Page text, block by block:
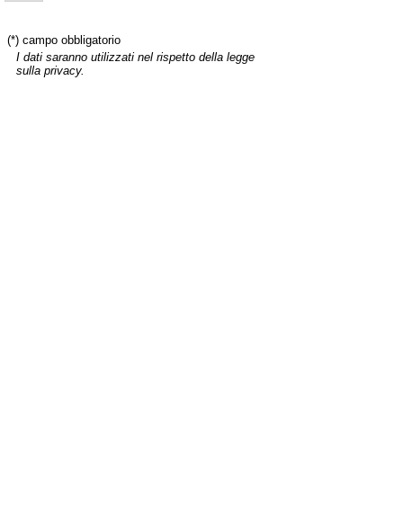
(*) campo obbligatorio
I dati saranno utilizzati nel rispetto della legge
sulla privacy.